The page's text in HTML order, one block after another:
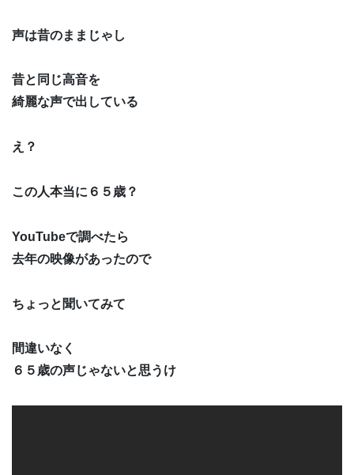
声は昔のままじゃし
昔と同じ高音を
綺麗な声で出している
え？
この人本当に６５歳？
YouTubeで調べたら
去年の映像があったので
ちょっと聞いてみて
間違いなく
６５歳の声じゃないと思うけ